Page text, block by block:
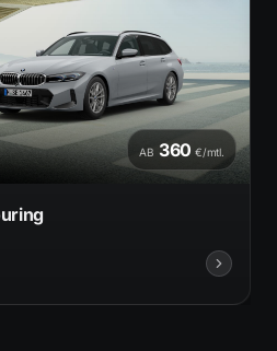
AB 360 €/mtl.